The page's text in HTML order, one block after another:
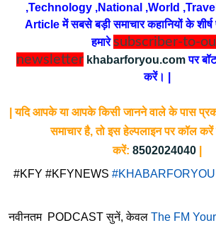
,Technology ,National ,World
Article में सबसे बड़ी समाचार कहानियों के
हमारेsubscriber-to-
newsletter khabarforyou.comपर
करें। |
| यदि आपके या आपके किसी जानने वाले के पास
समाचार है, तो इस हेल्पलाइन पर कॉल करें
करें: 8502024040
#KFY #KFYNEWS #KHABARFORYOU
नवीनतम PODCAST सुनें, केवल The FM